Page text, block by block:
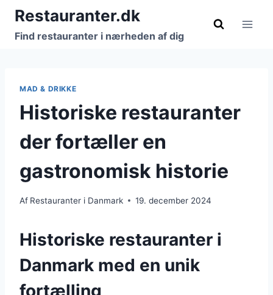
Fortsæt
indhold
Restauranter.dk
Find restauranter i nærheden af dig
MAD & DRIKKE
Historiske restauranter
der fortæller en
gastronomisk historie
Af Restauranter i Danmark 19. december 2024
Historiske restauranter i
Danmark med en unik
fortælling